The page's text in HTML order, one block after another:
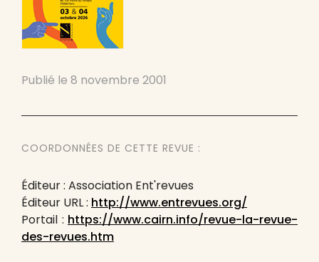
Publié le 8 novembre 2001
COORDONNÉES DE CETTE REVUE :
Éditeur : Association Ent'revues
Éditeur URL : http://www.entrevues.org/
Portail : https://www.cairn.info/revue-la-revue-
des-revues.htm